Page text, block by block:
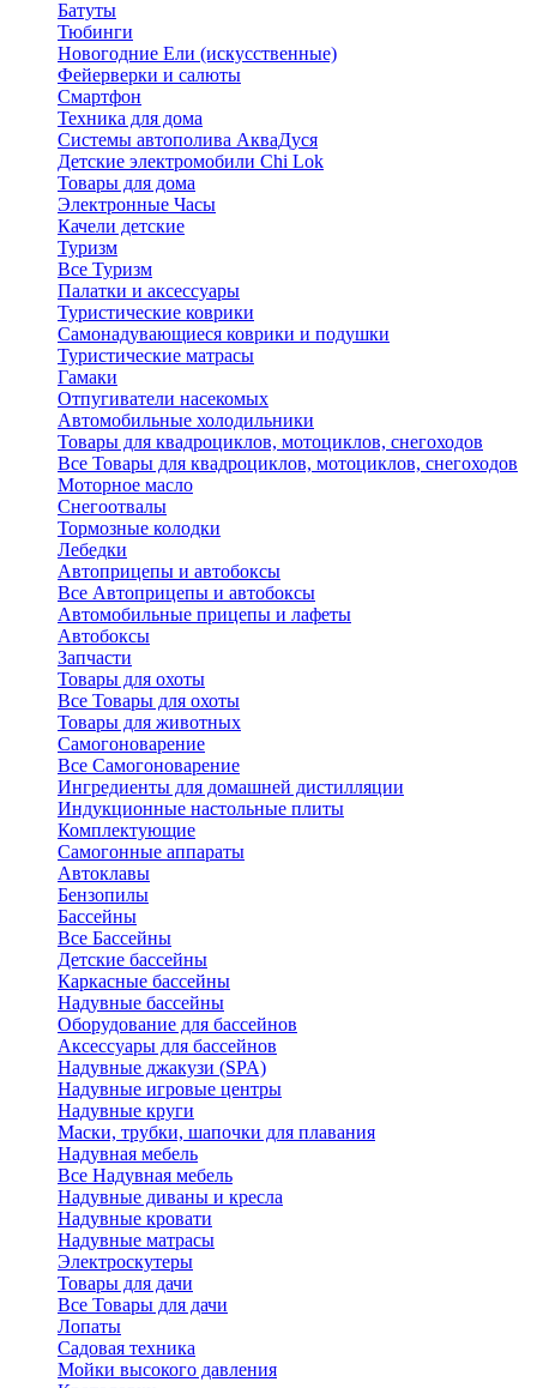
Батуты
Тюбинги
Новогодние Ели (искусственные)
Фейерверки и салюты
Смартфон
Техника для дома
Системы автополива АкваДуся
Детские электромобили Chi Lok
Товары для дома
Электронные Часы
Качели детские
Туризм
Все Туризм
Палатки и аксессуары
Туристические коврики
Самонадувающиеся коврики и подушки
Туристические матрасы
Гамаки
Отпугиватели насекомых
Автомобильные холодильники
Товары для квадроциклов, мотоциклов, снегоходов
Все Товары для квадроциклов, мотоциклов, снегоходов
Моторное масло
Снегоотвалы
Тормозные колодки
Лебедки
Автоприцепы и автобоксы
Все Автоприцепы и автобоксы
Автомобильные прицепы и лафеты
Автобоксы
Запчасти
Товары для охоты
Все Товары для охоты
Товары для животных
Самогоноварение
Все Самогоноварение
Ингредиенты для домашней дистилляции
Индукционные настольные плиты
Комплектующие
Самогонные аппараты
Автоклавы
Бензопилы
Бассейны
Все Бассейны
Детские бассейны
Каркасные бассейны
Надувные бассейны
Оборудование для бассейнов
Аксессуары для бассейнов
Надувные джакузи (SPA)
Надувные игровые центры
Надувные круги
Маски, трубки, шапочки для плавания
Надувная мебель
Все Надувная мебель
Надувные диваны и кресла
Надувные кровати
Надувные матрасы
Электроскутеры
Товары для дачи
Все Товары для дачи
Лопаты
Садовая техника
Мойки высокого давления